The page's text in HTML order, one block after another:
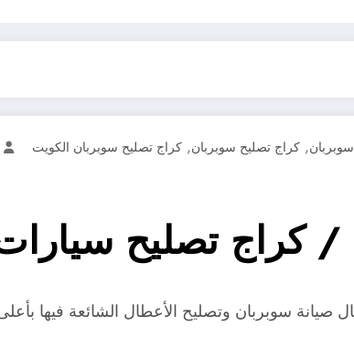
, كراج تصليح سوبربان, كراج تصليح سوبربان الكويت
سوبربان وتصليح الأعطال الشائعة فيها